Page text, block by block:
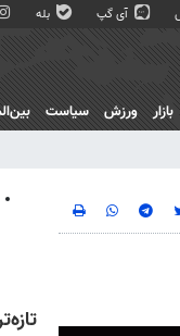
آی گپ بله
بازار ورزش سیاست